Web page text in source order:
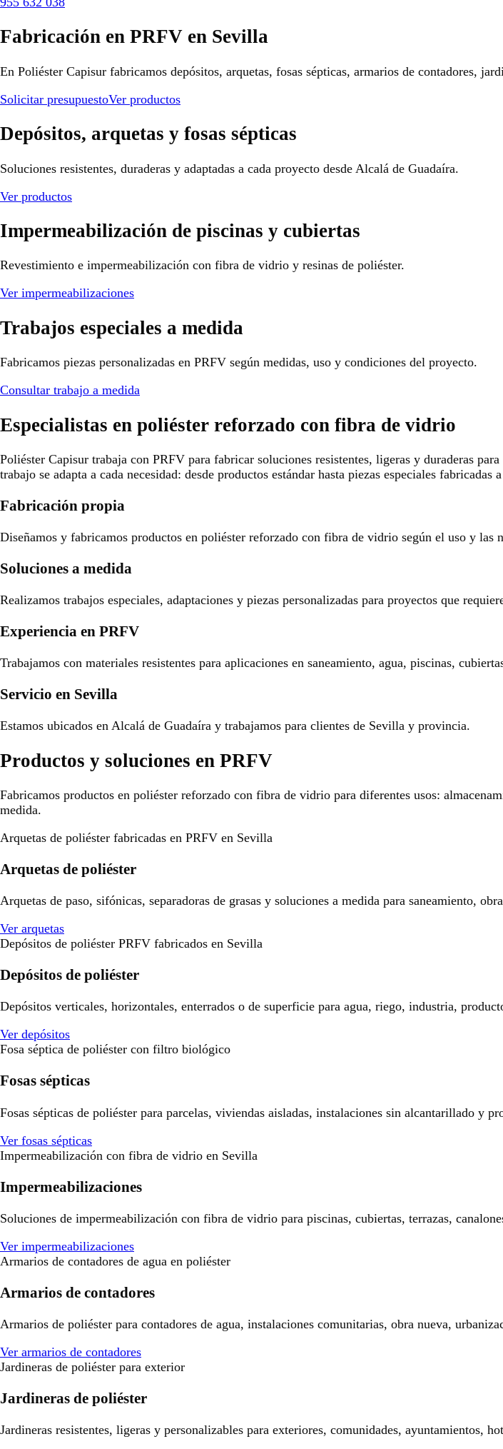
Fabricación en PRFV en Sevilla
En Poliéster Capisur fabricamos depósitos, arquetas, fosas sépticas, armarios de contadores,
Solicitar presupuestoVer productos
Depósitos, arquetas y fosas sépticas
Soluciones resistentes, duraderas y adaptadas a cada proyecto desde Alcalá de Guadaíra.
Ver productos
Impermeabilización de piscinas y cubiertas
Revestimiento e impermeabilización con fibra de vidrio y resinas de poliéster.
Ver impermeabilizaciones
Trabajos especiales a medida
Fabricamos piezas personalizadas en PRFV según medidas, uso y condiciones del proyecto.
Consultar trabajo a medida
Especialistas en poliéster reforzado con fibra de vidrio
Poliéster Capisur trabaja con PRFV para fabricar soluciones resistentes, ligeras y duraderas
trabajo se adapta a cada necesidad: desde productos estándar hasta piezas especiales fabricadas
Fabricación propia
Diseñamos y fabricamos productos en poliéster reforzado con fibra de vidrio según el uso y las
Soluciones a medida
Realizamos trabajos especiales, adaptaciones y piezas personalizadas para proyectos que
Experiencia en PRFV
Trabajamos con materiales resistentes para aplicaciones en saneamiento, agua, piscinas,
Servicio en Sevilla
Estamos ubicados en Alcalá de Guadaíra y trabajamos para clientes de Sevilla y provincia.
Productos y soluciones en PRFV
Fabricamos productos en poliéster reforzado con fibra de vidrio para diferentes usos:
medida.
Arquetas de poliéster fabricadas en PRFV en Sevilla
Arquetas de poliéster
Arquetas de paso, sifónicas, separadoras de grasas y soluciones a medida para saneamiento,
Ver arquetas
Depósitos de poliéster PRFV fabricados en Sevilla
Depósitos de poliéster
Depósitos verticales, horizontales, enterrados o de superficie para agua, riego, industria,
Ver depósitos
Fosa séptica de poliéster con filtro biológico
Fosas sépticas
Fosas sépticas de poliéster para parcelas, viviendas aisladas, instalaciones sin alcantarillado y
Ver fosas sépticas
Impermeabilización con fibra de vidrio en Sevilla
Impermeabilizaciones
Soluciones de impermeabilización con fibra de vidrio para piscinas, cubiertas, terrazas,
Ver impermeabilizaciones
Armarios de contadores de agua en poliéster
Armarios de contadores
Armarios de poliéster para contadores de agua, instalaciones comunitarias, obra nueva,
Ver armarios de contadores
Jardineras de poliéster para exterior
Jardineras de poliéster
Jardineras resistentes, ligeras y personalizables para exteriores, comunidades, ayuntamientos,